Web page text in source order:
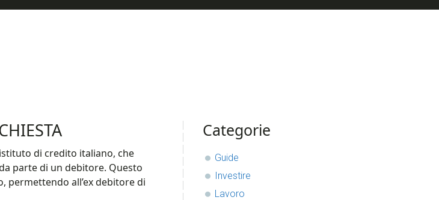
di credito italiano, che
parte di un debitore. Questo
permettendo all’ex debitore di
sidebar
Blog
Categorie
Guide
Investire
Lavoro